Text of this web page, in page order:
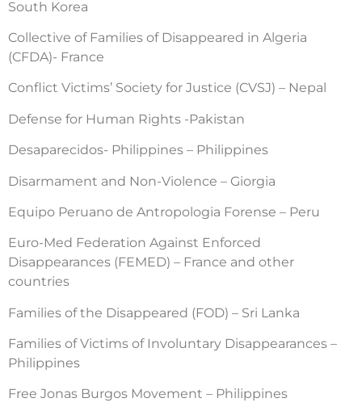
South Korea
Collective of Families of Disappeared in Algeria
(CFDA)- France
Conflict Victims’ Society for Justice (CVSJ) – Nepal
Defense for Human Rights -Pakistan
Desaparecidos- Philippines – Philippines
Disarmament and Non-Violence – Giorgia
Equipo Peruano de Antropologia Forense – Peru
Euro-Med Federation Against Enforced
Disappearances (FEMED) – France and other
countries
Families of the Disappeared (FOD) – Sri Lanka
Families of Victims of Involuntary Disappearances –
Philippines
Free Jonas Burgos Movement – Philippines